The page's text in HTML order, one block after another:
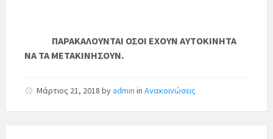
ΠΑΡΑΚΑΛΟΥΝΤΑΙ ΟΣΟΙ ΕΧΟΥΝ ΑΥΤΟΚΙΝΗΤΑ
ΝΑ ΤΑ ΜΕΤΑΚΙΝΗΣΟΥΝ.
Μάρτιος 21, 2018 byadmin in Ανακοινώσεις